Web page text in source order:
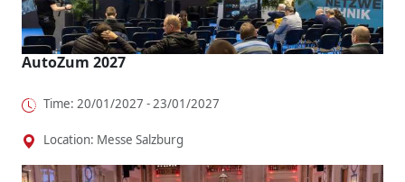
AutoZum 2027
Time: 20/01/2027 - 23/01/2027
Location: Messe Salzburg